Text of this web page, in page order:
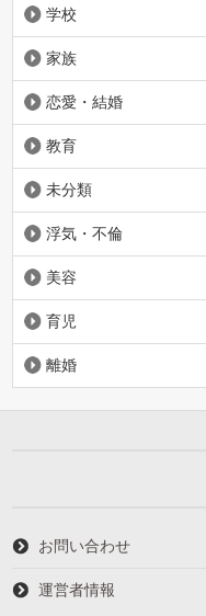
学校
家族
恋愛・結婚
教育
未分類
浮気・不倫
美容
育児
離婚
お問い合わせ
運営者情報